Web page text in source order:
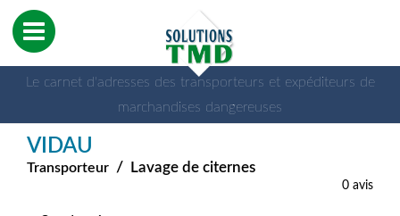
Le carnet d'adresses des transporteurs et expéditeurs de
marchandises dangereuses
VIDAU
Transporteur / Lavage de citernes
0 avis